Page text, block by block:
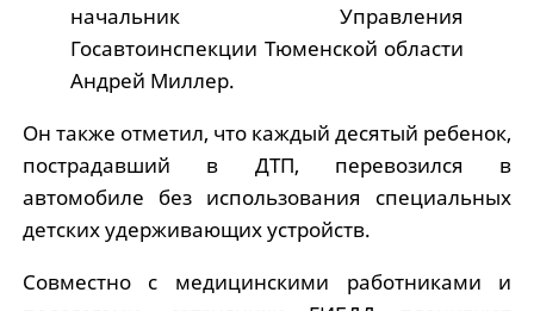
начальник Управления
Госавтоинспекции Тюменской области
Андрей Миллер.
Он также отметил, что каждый десятый ребенок,
пострадавший в ДТП, перевозился в
автомобиле без использования специальных
детских удерживающих устройств.
Совместно с медицинскими работниками и